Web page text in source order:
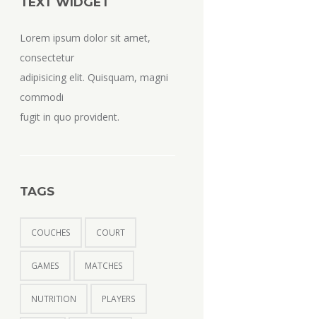
Lorem ipsum dolor sit amet,
consectetur
adipisicing elit. Quisquam, magni
commodi
fugit in quo provident.
TAGS
COUCHES COURT
GAMES MATCHES
NUTRITION PLAYERS